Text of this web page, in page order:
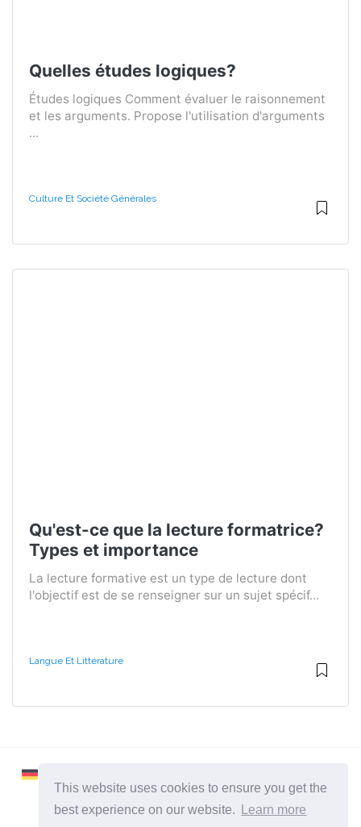
This website uses cookies to ensure you get the
best experience on our website.
Learn more
Quelles études logiques?
Études logiques Comment évaluer le raisonnement
et les arguments. Propose l'utilisation d'arguments
...
Culture Et Société Générales
Qu'est-ce que la lecture formatrice?
Types et importance
La lecture formative est un type de lecture dont
l'objectif est de se renseigner sur un sujet spécif...
Langue Et Littérature